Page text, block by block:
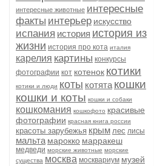
интересные животные интересные
факты интерьер искусство
испания история история из
жизни история про кота италия
карелия картины конкурсы
фотографии кот котенок котики
котики и люди коты котята кошки
кошки и коты кошки и собаки
кошкомания кошкофото красивые
фотографии красная книга россии
красоты зарубежья крым лес лисы
мальта марокко марракеш
медведи морские животные морские
существа москва москвариум музей